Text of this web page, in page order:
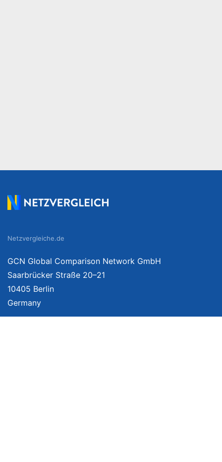
Netzvergleiche.de
GCN Global Comparison Network GmbH
Saarbrücker Straße 20–21
10405 Berlin
Germany